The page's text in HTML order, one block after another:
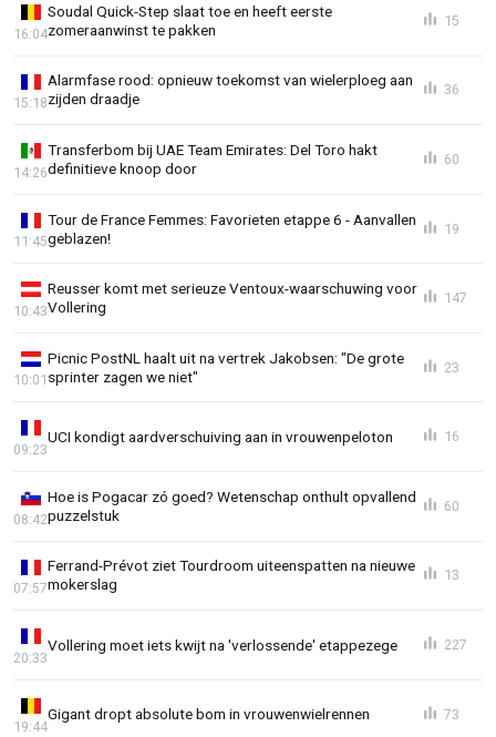
Soudal Quick-Step slaat toe en heeft eerste
zomeraanwinst te pakken
16:04
15
Alarmfase rood: opnieuw toekomst van wielerploeg aan
zijden draadje
15:18
36
Transferbom bij UAE Team Emirates: Del Toro hakt
definitieve knoop door
14:26
60
Tour de France Femmes: Favorieten etappe 6 - Aanvallen
geblazen!
11:45
19
Reusser komt met serieuze Ventoux-waarschuwing voor
Vollering
10:43
147
Picnic PostNL haalt uit na vertrek Jakobsen: "De grote
sprinter zagen we niet"
10:01
23
UCI kondigt aardverschuiving aan in vrouwenpeloton
09:23
16
Hoe is Pogacar zó goed? Wetenschap onthult opvallend
puzzelstuk
08:42
60
Ferrand-Prévot ziet Tourdroom uiteenspatten na nieuwe
mokerslag
07:57
13
Vollering moet iets kwijt na 'verlossende' etappezege
20:33
227
Gigant dropt absolute bom in vrouwenwielrennen
19:44
73